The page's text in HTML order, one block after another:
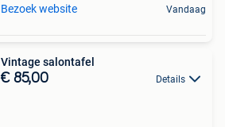
Bezoek website Vandaag
Vintage salontafel
€ 85,00 Details